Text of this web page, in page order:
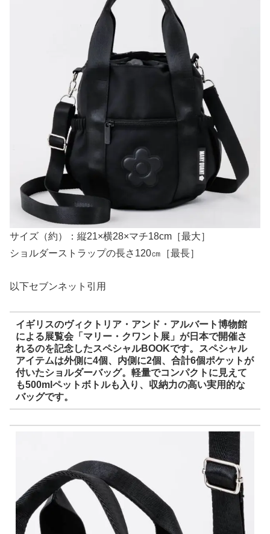
サイズ（約）：縦21×横28×マチ18cm［最大］
ショルダーストラップの長さ120㎝［最長］
以下セブンネット引用
イギリスのヴィクトリア・アンド・アルバート博物館
による展覧会「マリー・クワント展」が日本で開催さ
れるのを記念したスペシャルBOOKです。
スペシャル
アイテムは外側に4個、内側に2個、合計6個ポケットが
付いたショルダーバッグ。 軽量でコンパクトに見えて
も500ml ペットボトルも入り、収納力の高い実用的な
バッグです。